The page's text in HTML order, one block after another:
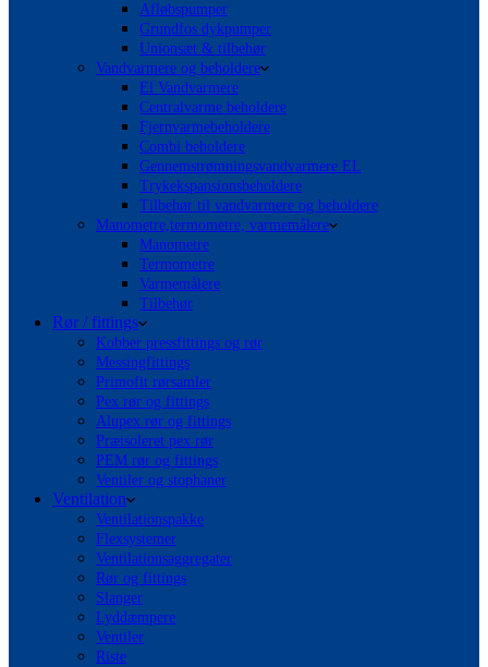
Afløbspumper
Grundfos dykpumper
Unionsæt & tilbehør
Vandvarmere og beholdere
El Vandvarmere
Centralvarme beholdere
Fjernvarmebeholdere
Combi beholdere
Gennemstrømningsvandvarmere EL
Trykekspansionsbeholdere
Tilbehør til vandvarmere og beholdere
Manometre,termometre, varmemålere
Manometre
Termometre
Varmemålere
Tilbehør
Rør / fittings
Kobber pressfittings og rør
Messingfittings
Primofit rørsamler
Pex rør og fittings
Alupex rør og fittings
Præisoleret pex rør
PEM rør og fittings
Ventiler og stophaner
Ventilation
Ventilationspakke
Flexsystemer
Ventilationsaggregater
Rør og fittings
Slanger
Lyddæmpere
Ventiler
Riste